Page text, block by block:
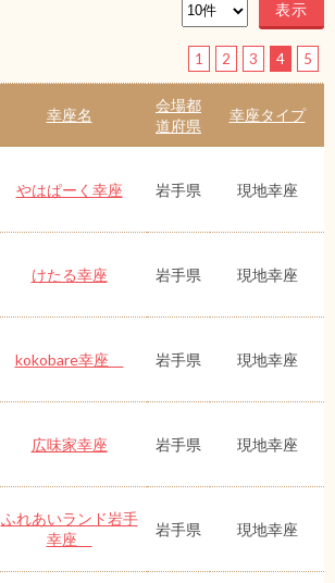
1 2 3 4 5
幸座名
会場都
道府県
幸座タイプ
やはぱーく幸座 岩手県 現地幸座
けたる幸座 岩手県 現地幸座
kokobare幸座 岩手県 現地幸座
広味家幸座 岩手県 現地幸座
ふれあいランド岩手
幸座
岩手県 現地幸座